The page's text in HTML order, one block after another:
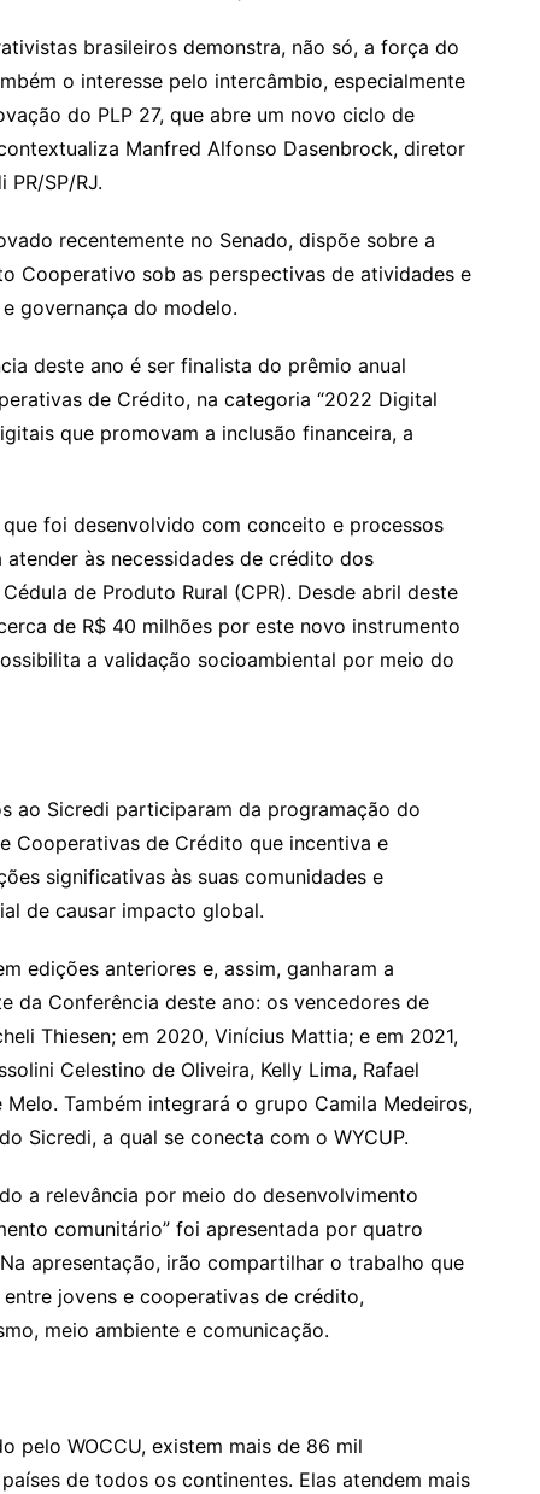
brasileiros demonstra, não só, a força do
o interesse pelo intercâmbio, especialmente
do PLP 27, que abre um novo ciclo de
Manfred Alfonso Dasenbrock, diretor
SP/RJ.
recentemente no Senado, dispõe sobre a
Cooperativo sob as perspectivas de atividades e
governança do modelo.
deste ano é ser finalista do prêmio anual
de Crédito, na categoria “2022 Digital
que promovam a inclusão financeira, a
foi desenvolvido com conceito e processos
às necessidades de crédito dos
de Produto Rural (CPR). Desde abril deste
de R$ 40 milhões por este novo instrumento
a validação socioambiental por meio do
ao Sicredi participaram da programação do
Cooperativas de Crédito que incentiva e
significativas às suas comunidades e
de causar impacto global.
edições anteriores e, assim, ganharam a
da Conferência deste ano: os vencedores de
Thiesen; em 2020, Vinícius Mattia; e em 2021,
Celestino de Oliveira, Kelly Lima, Rafael
Também integrará o grupo Camila Medeiros,
Sicredi, a qual se conecta com o WYCUP.
a relevância por meio do desenvolvimento
comunitário” foi apresentada por quatro
apresentação, irão compartilhar o trabalho que
jovens e cooperativas de crédito,
meio ambiente e comunicação.
pelo WOCCU, existem mais de 86 mil
de todos os continentes. Elas atendem mais